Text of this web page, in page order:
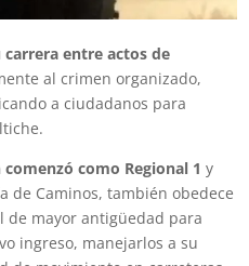
carrera entre actos de
al crimen organizado,
a ciudadanos para
como Regional 1 y
de Caminos, también obedece
de mayor antigüedad para
ingreso, manejarlos a su